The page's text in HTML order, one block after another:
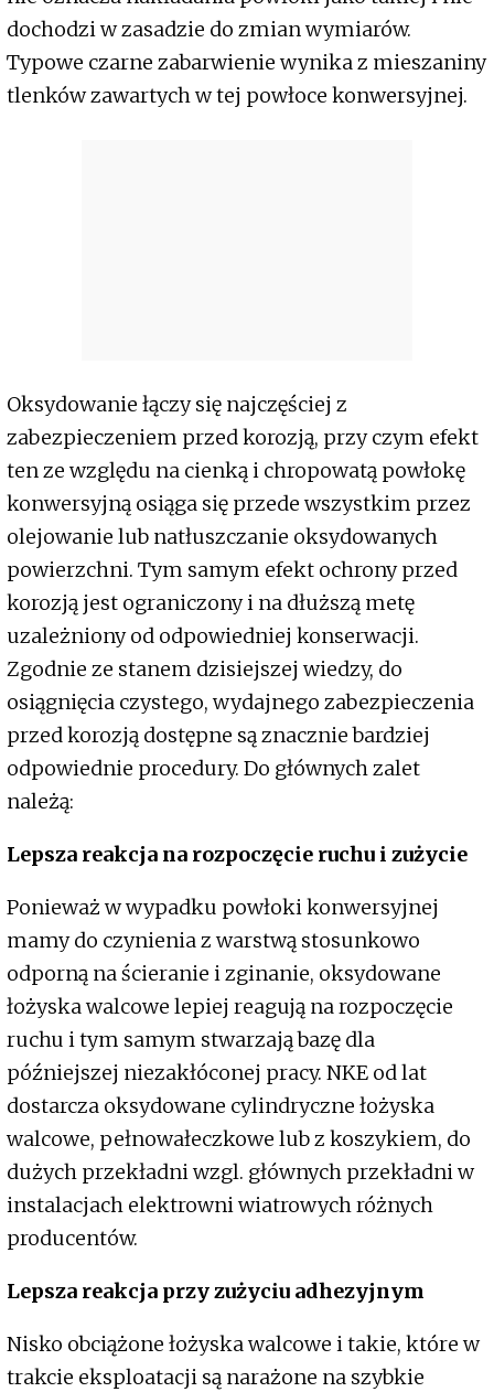
dochodzi w zasadzie do zmian wymiarów.
Typowe czarne zabarwienie wynika z mieszaniny
tlenków zawartych w tej powłoce konwersyjnej.
Oksydowanie łączy się najczęściej z
zabezpieczeniem przed korozją, przy czym efekt
ten ze względu na cienką i chropowatą powłokę
konwersyjną osiąga się przede wszystkim przez
olejowanie lub natłuszczanie oksydowanych
powierzchni. Tym samym efekt ochrony przed
korozją jest ograniczony i na dłuższą metę
uzależniony od odpowiedniej konserwacji.
Zgodnie ze stanem dzisiejszej wiedzy, do
osiągnięcia czystego, wydajnego zabezpieczenia
przed korozją dostępne są znacznie bardziej
odpowiednie procedury. Do głównych zalet
należą:
Lepsza reakcja na rozpoczęcie ruchu i zużycie
Ponieważ w wypadku powłoki konwersyjnej
mamy do czynienia z warstwą stosunkowo
odporną na ścieranie i zginanie, oksydowane
łożyska walcowe lepiej reagują na rozpoczęcie
ruchu i tym samym stwarzają bazę dla
późniejszej niezakłóconej pracy. NKE od lat
dostarcza oksydowane cylindryczne łożyska
walcowe, pełnowałeczkowe lub z koszykiem, do
dużych przekładni wzgl. głównych przekładni w
instalacjach elektrowni wiatrowych różnych
producentów.
Lepsza reakcja przy zużyciu adhezyjnym
Nisko obciążone łożyska walcowe i takie, które w
trakcie eksploatacji są narażone na szybkie